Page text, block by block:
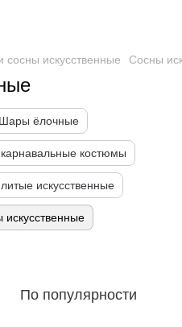
сосны искусственные Сосны
Шары ёлочные
карнавальные костюмы
искусственные
искусственные
По популярности